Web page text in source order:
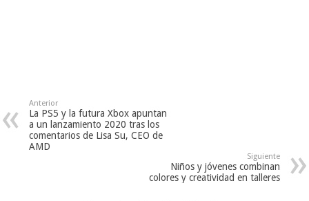
Anterior
La PS5 y la futura Xbox apuntan
a un lanzamiento 2020 tras los
comentarios de Lisa Su, CEO de
AMD
Siguiente
Niños y jóvenes combinan
colores y creatividad en talleres